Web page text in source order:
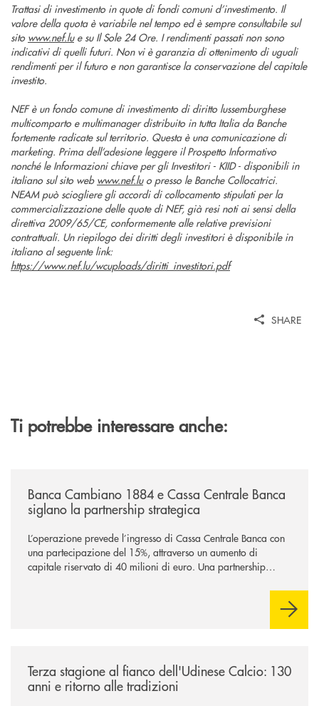
Trattasi di investimento in quote di fondi comuni d’investimento. Il
valore della quota è variabile nel tempo ed è sempre consultabile sul
sito www.nef.lue su Il Sole 24 Ore. I rendimenti passati non sono
indicativi di quelli futuri. Non vi è garanzia di ottenimento di uguali
rendimenti per il futuro e non garantisce la conservazione del capitale
investito.
NEF è un fondo comune di investimento di diritto lussemburghese
multicomparto e multimanager distribuito in tutta Italia da Banche
fortemente radicate sul territorio. Questa è una comunicazione di
marketing. Prima dell’adesione leggere il Prospetto Informativo
nonché le Informazioni chiave per gli Investitori - KIID - disponibili in
italiano sul sito web www.nef.luo presso le Banche Collocatrici.
NEAM può sciogliere gli accordi di collocamento stipulati per la
commercializzazione delle quote di NEF, già resi noti ai sensi della
direttiva 2009/65/CE, conformemente alle relative previsioni
contrattuali. Un riepilogo dei diritti degli investitori è disponibile in
italiano al seguente link:
https://www.nef.lu/wcuploads/diritti_investitori.pdf
SHARE
Ti potrebbe interessare anche:
Banca Cambiano 1884 e Cassa Centrale Banca
siglano la partnership strategica
L’operazione prevede l’ingresso di Cassa Centrale Banca con
una partecipazione del 15%, attraverso un aumento di
capitale riservato di 40 milioni di euro. Una partnership
comuni e sulla prossimità ai territori, per ampliare l’offerta e
Terza stagione al fianco dell'Udinese Calcio: 130
anni e ritorno alle tradizioni